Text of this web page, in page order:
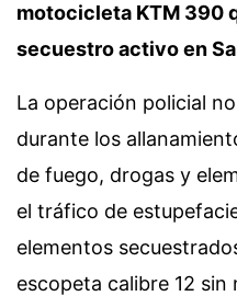
motocicleta KTM 390
secuestro activo en
La operación policial
durante los
de fuego, drogas y
el tráfico de
elementos
escopeta calibre 12